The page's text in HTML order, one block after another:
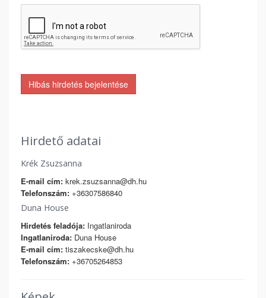
Hibás hirdetés bejelentése
Hirdető adatai
Krék Zsuzsanna
E-mail cím: krek.zsuzsanna@dh.hu
Telefonszám: +36307586840
Duna House
Hirdetés feladója: Ingatlaniroda
Ingatlaniroda: Duna House
E-mail cím: tiszakecske@dh.hu
Telefonszám: +36705264853